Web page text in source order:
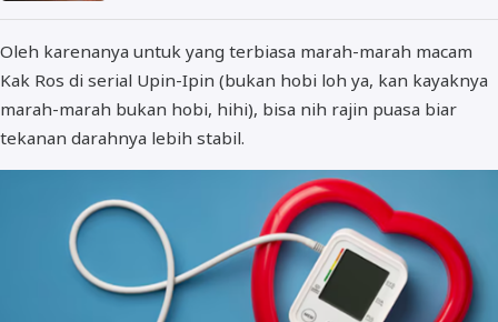
Oleh karenanya untuk yang terbiasa marah-marah macam
Kak Ros di serial Upin-Ipin (bukan hobi loh ya, kan kayaknya
marah-marah bukan hobi, hihi), bisa nih rajin puasa biar
tekanan darahnya lebih stabil.